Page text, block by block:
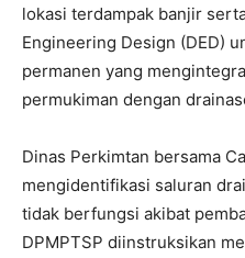
lokasi terdampak banjir
Engineering Design (DED)
permanen yang
permukiman dengan
Dinas Perkimtan bersama
mengidentifikasi saluran
tidak berfungsi akibat
DPMPTSP diinstruksikan